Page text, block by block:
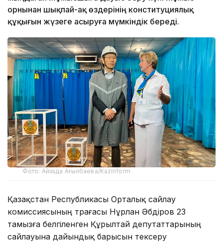
орнынан шықпай-ақ өздерінің конституциялық
құқығын жүзеге асыруға мүмкіндік береді.
Фото: Айзада Ағылбаева/Kazinform
Қазақстан Республикасы Орталық сайлау
комиссиясының төрағасы Нұрлан Әбдіров 23
тамызға белгіленген Құрылтай депутаттарының
сайлауына дайындық барысын тексеру